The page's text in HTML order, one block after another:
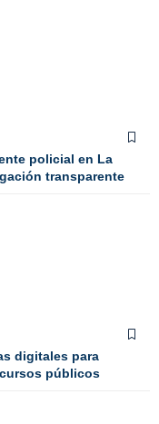
policial en La
transparente
digitales para
públicos